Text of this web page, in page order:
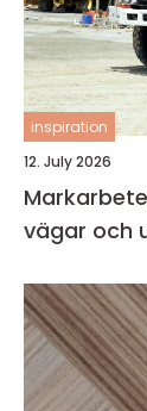
inspiration
12. July 2026
vägar och